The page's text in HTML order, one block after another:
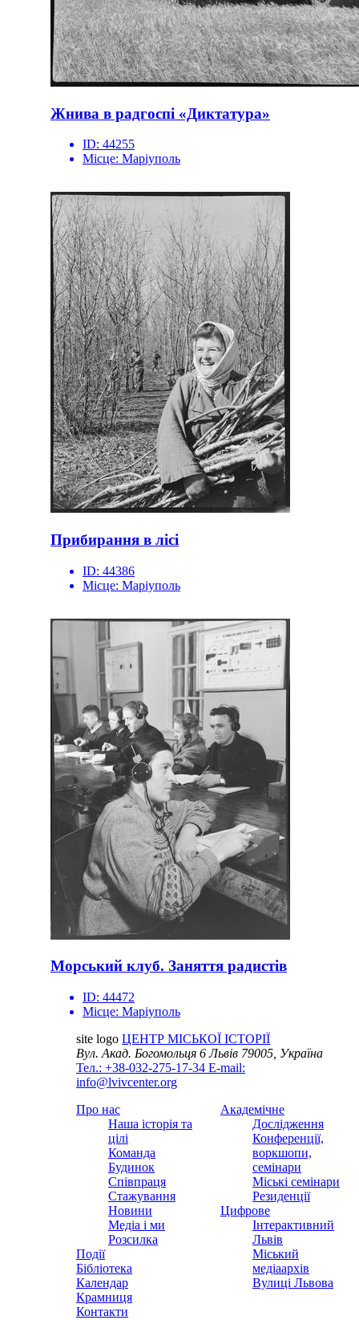
Жнива в радгоспі «Диктатура»
ID: 44255
Місце: Маріуполь
Прибирання в лісі
ID: 44386
Місце: Маріуполь
Морський клуб. Заняття радистів
ID: 44472
Місце: Маріуполь
site logo ЦЕНТР МІСЬКОЇ ІСТОРІЇ
Вул. Акад. Богомольця 6Львів 79005, Україна
Тел.: +38-032-275-17-34 E-mail:
info@lvivcenter.org
Про нас
Наша історія та
цілі
Команда
Будинок
Співпраця
Стажування
Новини
Медіа і ми
Розсилка
Події
Бібліотека
Календар
Крамниця
Контакти
Академічне
Дослідження
Конференції,
воркшопи,
семінари
Міські семінари
Резиденції
Цифрове
Інтерактивний
Львів
Міський
медіаархів
Вулиці Львова